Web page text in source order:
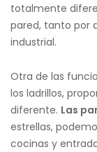
totalmente
pared, tanto por
industrial.
Otra de las
los ladrillos,
diferente. Las
estrellas,
cocinas y